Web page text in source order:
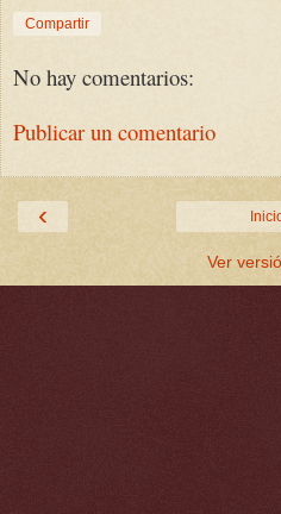
Compartir
No hay comentarios:
Publicar un comentario
‹
Ver